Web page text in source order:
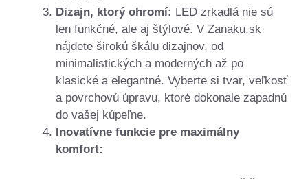
Dizajn, ktorý ohromí: LED zrkadlá nie sú
len funkčné, ale aj štýlové. V Zanaku.sk
nájdete širokú škálu dizajnov, od
minimalistických a moderných až po
klasické a elegantné. Vyberte si tvar, veľkosť
a povrchovú úpravu, ktoré dokonale zapadnú
do vašej kúpeľne.
Inovatívne funkcie pre maximálny
komfort: